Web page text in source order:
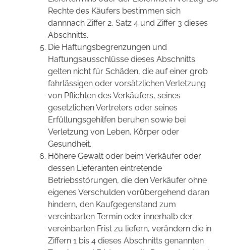
Rechte des Käufers bestimmen sich
dannnach Ziffer 2, Satz 4 und Ziffer 3 dieses
Abschnitts.
Die Haftungsbegrenzungen und
Haftungsausschlüsse dieses Abschnitts
gelten nicht für Schäden, die auf einer grob
fahrlässigen oder vorsätzlichen Verletzung
von Pflichten des Verkäufers, seines
gesetzlichen Vertreters oder seines
Erfüllungsgehilfen beruhen sowie bei
Verletzung von Leben, Körper oder
Gesundheit.
Höhere Gewalt oder beim Verkäufer oder
dessen Lieferanten eintretende
Betriebsstörungen, die den Verkäufer ohne
eigenes Verschulden vorübergehend daran
hindern, den Kaufgegenstand zum
vereinbarten Termin oder innerhalb der
vereinbarten Frist zu liefern, verändern die in
Ziffern 1 bis 4 dieses Abschnitts genannten